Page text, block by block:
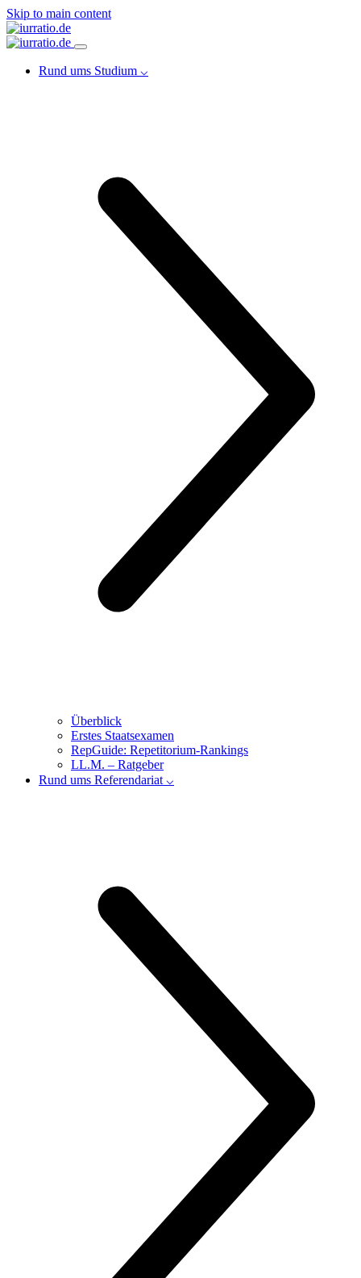
Skip to main content
Rund ums Studium ⌵
Überblick
Erstes Staatsexamen
RepGuide: Repetitorium-Rankings
LL.M. – Ratgeber
Rund ums Referendariat ⌵